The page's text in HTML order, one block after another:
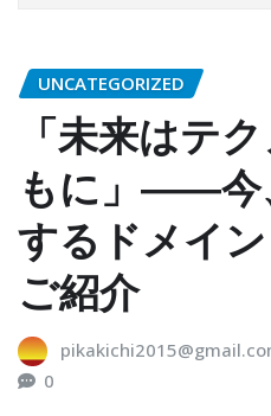
UNCATEGORIZED
「未来はテ
もに」――今
するドメイ
ご紹介
0